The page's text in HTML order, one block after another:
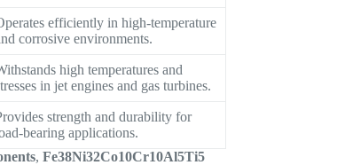
efficiently in high-temperature
corrosive environments.
high temperatures and
in jet engines and gas turbines.
strength and durability for
bearing applications.
,Fe38Ni32Co10Cr10Al5Ti5